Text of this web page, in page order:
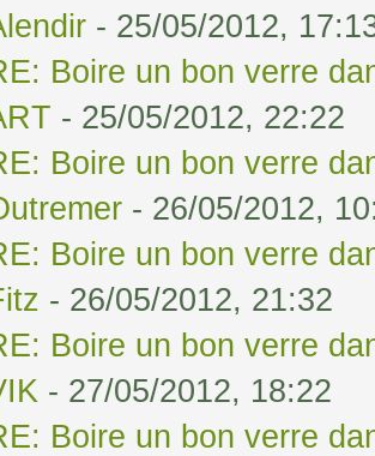
- 25/05/2012,
Boire un bon verre
- 25/05/2012, 22:22
Boire un bon verre
- 26/05/2012,
Boire un bon verre
- 26/05/2012, 21:32
Boire un bon verre
- 27/05/2012, 18:22
Boire un bon verre